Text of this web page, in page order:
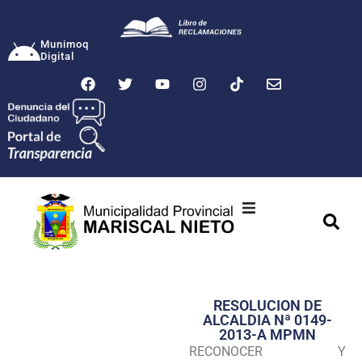
Munimoq
Digital
Transparencia
Seguridad
RESOLUCION DE
ALCALDIA Nª 0149-
2013-A MPMN
RECONOCER Y